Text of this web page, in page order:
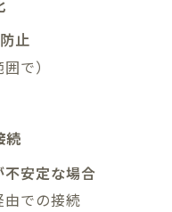
止
で）
続
安定な場合
での接続